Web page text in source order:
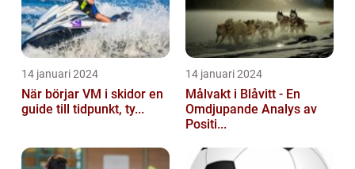
14 januari 2024
När börjar VM i skidor en
guide till tidpunkt, ty...
14 januari 2024
Målvakt i Blåvitt - En
Omdjupande Analys av
Positi...